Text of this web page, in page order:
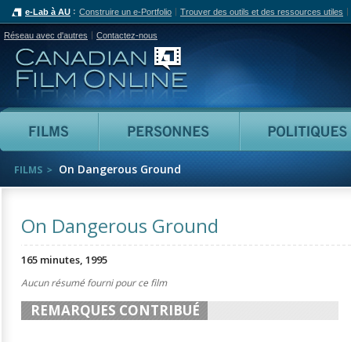
e-Lab à AU Construire un e-Portfolio Trouver des outils et des ressources utiles
Réseau avec d'autres Contactez-nous
Canadian Film Online
Films Personnes
FILMS On Dangerous Ground
On Dangerous Ground
165 minutes, 1995
Aucun résumé fourni pour ce film
REMARQUES CONTRIBUÉ